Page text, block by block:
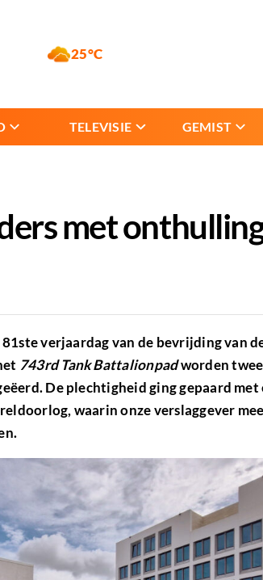
25°C
TELEVISIE GEMIST
met
verjaardag van de bevrijding van
743rd Tank Battalionpadworden
De plechtigheid ging gepaard met
waarin onze verslaggever